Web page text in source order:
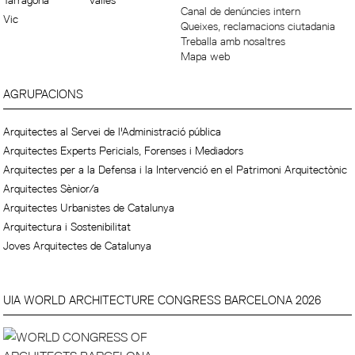
Vic
Canal de denúncies intern
Queixes, reclamacions ciutadania
Treballa amb nosaltres
Mapa web
AGRUPACIONS
Arquitectes al Servei de l'Administració pública
Arquitectes Experts Pericials, Forenses i Mediadors
Arquitectes per a la Defensa i la Intervenció en el Patrimoni Arquitectònic
Arquitectes Sènior/a
Arquitectes Urbanistes de Catalunya
Arquitectura i Sostenibilitat
Joves Arquitectes de Catalunya
UIA WORLD ARCHITECTURE CONGRESS BARCELONA 2026